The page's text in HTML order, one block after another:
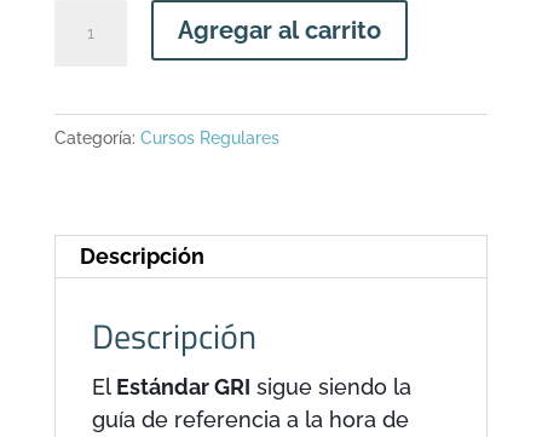
Elaboración
de
Sostenibilidad
cantidad
Agregar al carrito
Categoría: Cursos Regulares
Descripción
Descripción
El Estándar GRI sigue siendo la
guía de referencia a la hora de